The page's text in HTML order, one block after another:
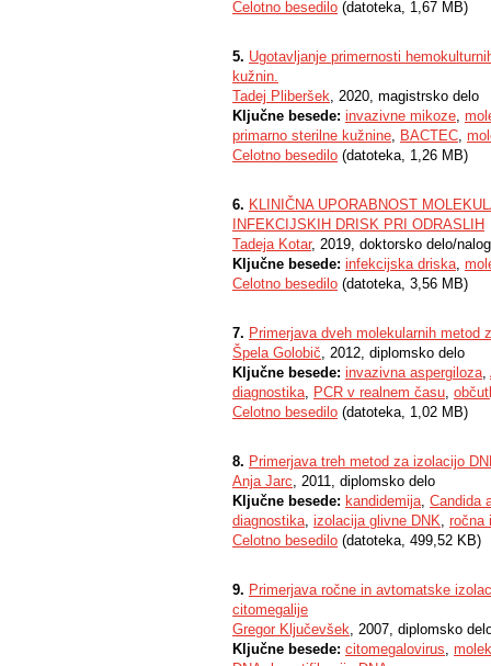
Celotno besedilo (datoteka, 1,67 MB)
5. Ugotavljanje primernosti
kužnin.
Tadej Pliberšek, 2020, magistrsko delo
Ključne besede: invazivne mikoze,
primarno sterilne kužnine, BACTEC,
Celotno besedilo (datoteka, 1,26 MB)
6. KLINIČNA UPORABNOST
INFEKCIJSKIH DRISK PRI ODRASLIH
Tadeja Kotar, 2019, doktorsko delo/
Ključne besede: infekcijska driska,
Celotno besedilo (datoteka, 3,56 MB)
7. Primerjava dveh molekularnih
Špela Golobič, 2012, diplomsko delo
Ključne besede: invazivna aspergiloza,
diagnostika, PCR v realnem času,
Celotno besedilo (datoteka, 1,02 MB)
8. Primerjava treh metod za izolacijo
Anja Jarc, 2011, diplomsko delo
Ključne besede: kandidemija, Candida
diagnostika, izolacija glivne DNK, ročna
Celotno besedilo (datoteka, 499,52 KB)
9. Primerjava ročne in avtomatske
citomegalije
Gregor Ključevšek, 2007, diplomsko
Ključne besede: citomegalovirus,